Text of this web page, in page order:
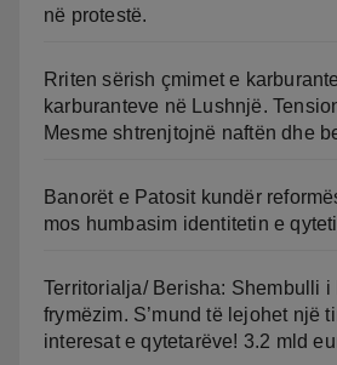
në protestë.
Rriten sërish çmimet e
karburanteve në Lushnjë.
Mesme shtrenjtojnë naftën dhe
Banorët e Patosit kundër
mos humbasim identitetin e
Territorialja/ Berisha: Shembulli i
frymëzim. S’mund të lejohet një
interesat e qytetarëve! 3.2 mld